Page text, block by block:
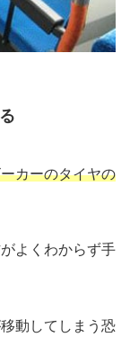
カーのタイヤの
よくわからず手
動してしまう恐